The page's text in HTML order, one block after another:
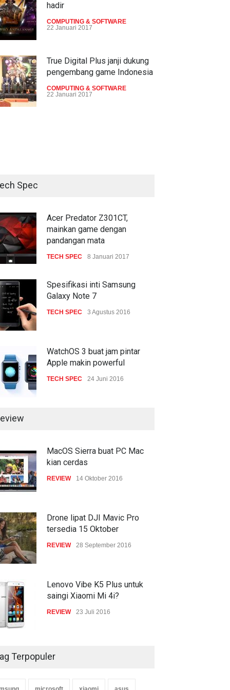
hadir
COMPUTING & SOFTWARE
22 Januari 2017
True Digital Plus janji dukung
pengembang game Indonesia
COMPUTING & SOFTWARE
22 Januari 2017
pandangan mata
TECH SPEC 8 Januari 2017
Trend Micro prediksi
gencar
COMPUTING & SOFTWARE
Spec
Acer Predator Z301CT,
mainkan game dengan
pandangan mata
TECH SPEC 8 Januari 2017
Spesifikasi inti Samsung
Galaxy Note 7
TECH SPEC 3 Agustus 2016
WatchOS 3 buat jam pintar
Apple makin powerful
TECH SPEC 24 Juni 2016
MacOS Sierra buat PC Mac
kian cerdas
REVIEW 14 Oktober 2016
Drone lipat DJI Mavic Pro
tersedia 15 Oktober
REVIEW 28 September 2016
Lenovo Vibe K5 Plus untuk
saingi Xiaomi Mi 4i?
REVIEW 23 Juli 2016
Terpopuler